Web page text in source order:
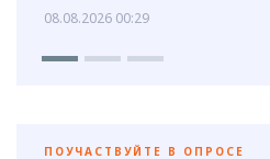
08.08.2026 00:29
ПОУЧАСТВУЙТЕ В ОПРОСЕ